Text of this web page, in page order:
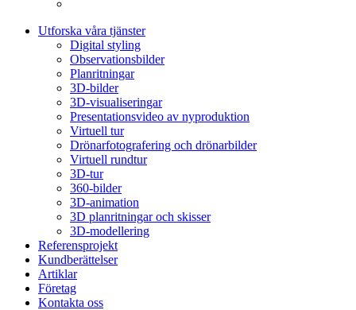
Utforska våra tjänster
Digital styling
Observationsbilder
Planritningar
3D-bilder
3D-visualiseringar
Presentationsvideo av nyproduktion
Virtuell tur
Drönarfotografering och drönarbilder
Virtuell rundtur
3D-tur
360-bilder
3D-animation
3D planritningar och skisser
3D-modellering
Referensprojekt
Kundberättelser
Artiklar
Företag
Kontakta oss